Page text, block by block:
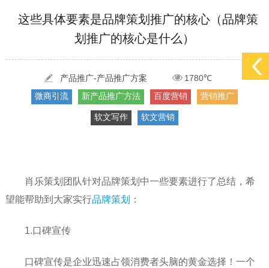
[2022-05-29] 实体门店如何做网络推广吸引客户，实体店网络营销技巧... 更多 >
污水处理设备厂家产品如何做网络推广（污水处理项目网...
这些具体要素是品牌策划推广的核心（品牌策
划推广的核心是什么）
产品推广-产品推广方案
1780℃
微商引流
新产品推广方法 百度营销 营销推广
软文写作 软文营销
肖乐策划团队针对品牌策划中一些要素进行了总结，希
望能帮助到大家实行品牌策划 ：
1.口碑宣传
口碑宣传是企业迅速占领消费者头脑的黄金选择！一个